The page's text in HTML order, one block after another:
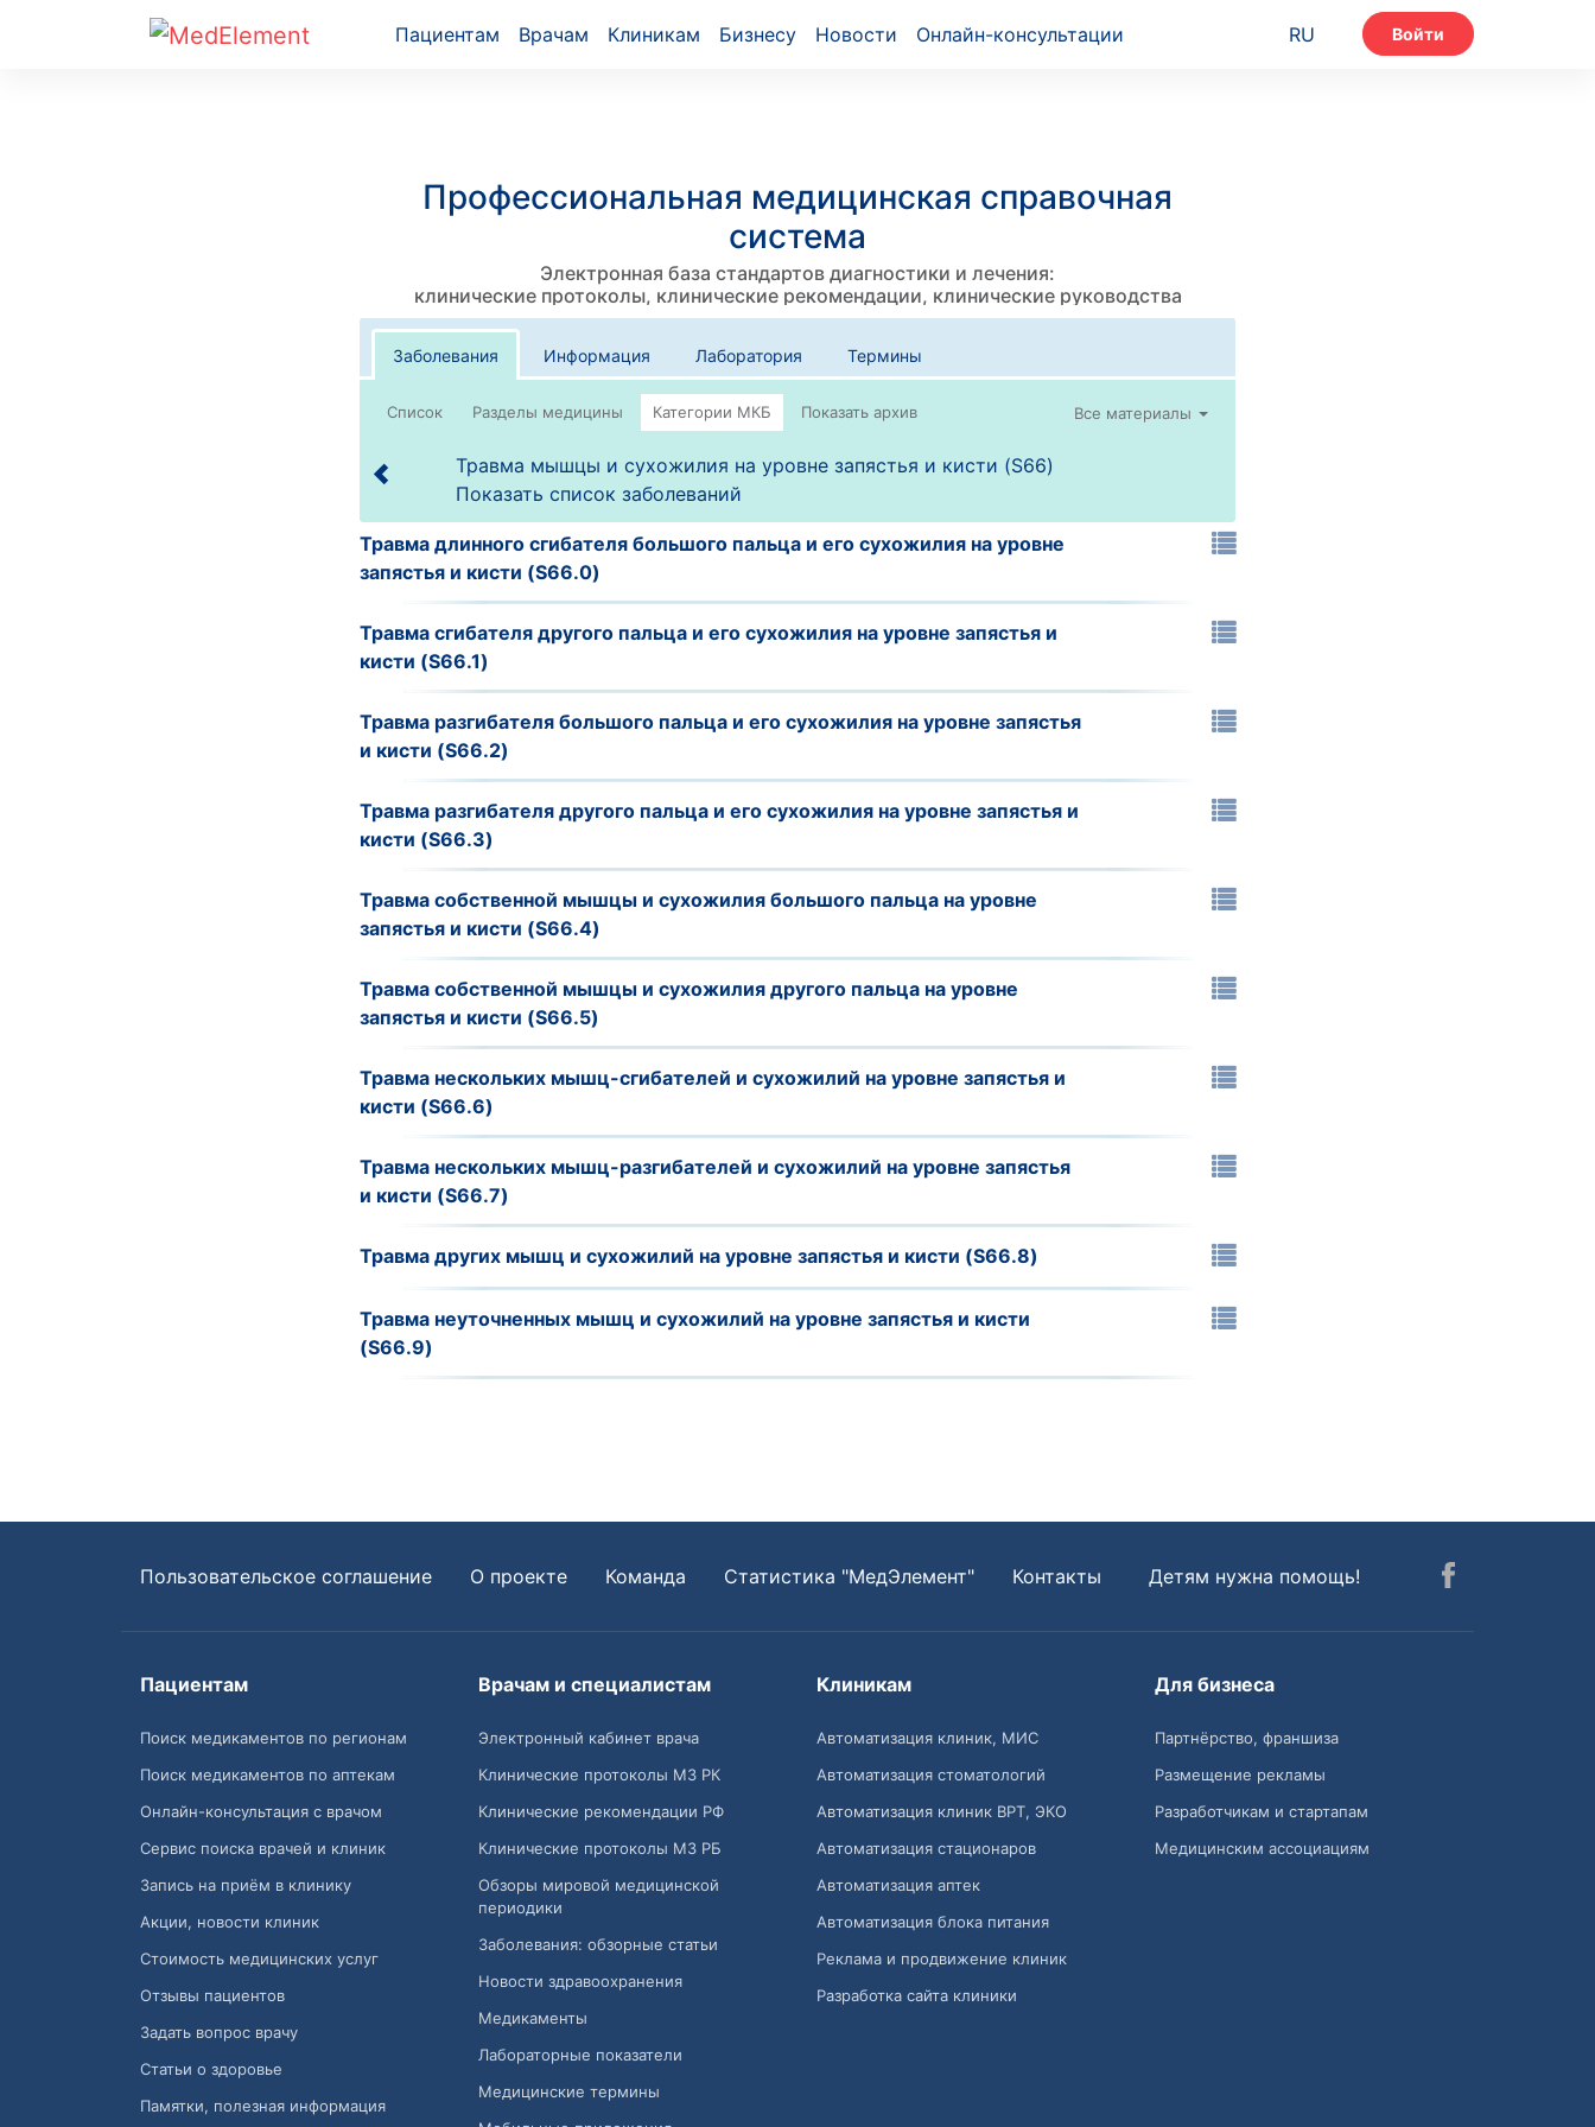
Пациентам Врачам Клиникам Бизнесу Новости Онлайн-консультации RU Войти
Профессиональная медицинская справочная
система
Электронная база стандартов диагностики и лечения:
клинические протоколы, клинические рекомендации, клинические руководства
Заболевания Информация Лаборатория Термины
Список Все материалы
Травма мышцы и сухожилия на уровне запястья и кисти (S66)
Показать список заболеваний
Травма длинного сгибателя большого пальца и его сухожилия на уровне
запястья и кисти (S66.0)
Травма сгибателя другого пальца и его сухожилия на уровне запястья и
кисти (S66.1)
Травма разгибателя большого пальца и его сухожилия на уровне запястья
и кисти (S66.2)
Травма разгибателя другого пальца и его сухожилия на уровне запястья и
кисти (S66.3)
Травма собственной мышцы и сухожилия большого пальца на уровне
запястья и кисти (S66.4)
Травма собственной мышцы и сухожилия другого пальца на уровне
запястья и кисти (S66.5)
Травма нескольких мышц-сгибателей и сухожилий на уровне запястья и
кисти (S66.6)
Травма нескольких мышц-разгибателей и сухожилий на уровне запястья
и кисти (S66.7)
Травма других мышц и сухожилий на уровне запястья и кисти (S66.8)
Травма неуточненных мышц и сухожилий на уровне запястья и кисти
(S66.9)
Пользовательское соглашение О проекте Команда Статистика "МедЭлемент" Контакты Детям нужна помощь!
Пациентам
Поиск медикаментов по регионам
Поиск медикаментов по аптекам
Онлайн-консультация с врачом
Сервис поиска врачей и клиник
Запись на приём в клинику
Акции, новости клиник
Стоимость медицинских услуг
Отзывы пациентов
Задать вопрос врачу
Статьи о здоровье
Памятки, полезная информация
Врачам и специалистам
Электронный кабинет врача
Клинические протоколы МЗ РК
Клинические рекомендации РФ
Клинические протоколы МЗ РБ
Обзоры мировой медицинской
периодики
Заболевания: обзорные статьи
Новости здравоохранения
Медикаменты
Лабораторные показатели
Медицинские термины
Клиникам
Автоматизация клиник, МИС
Автоматизация стоматологий
Автоматизация клиник ВРТ, ЭКО
Автоматизация стационаров
Автоматизация аптек
Автоматизация блока питания
Реклама и продвижение клиник
Разработка сайта клиники
Для бизнеса
Партнёрство, франшиза
Размещение рекламы
Разработчикам и стартапам
Медицинским ассоциациям